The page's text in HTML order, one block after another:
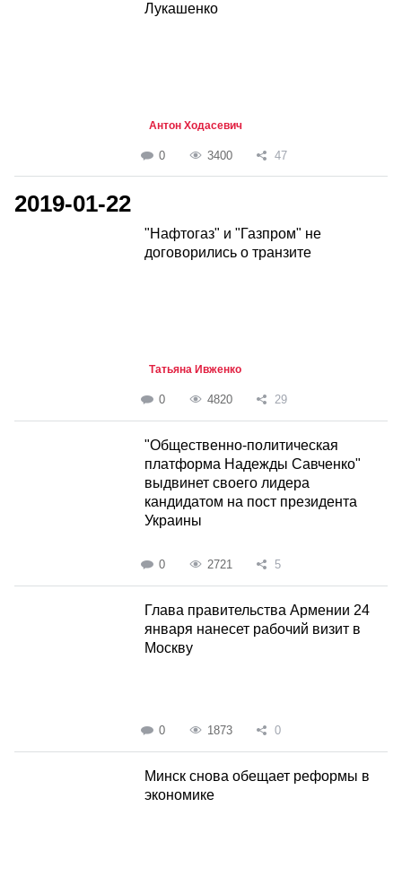
Лукашенко
Антон Ходасевич
0 3400 47
2019-01-22
"Нафтогаз" и "Газпром" не
договорились о транзите
Татьяна Ивженко
0 4820 29
"Общественно-политическая
платформа Надежды Савченко"
выдвинет своего лидера
кандидатом на пост президента
Украины
0 2721 5
Глава правительства Армении 24
января нанесет рабочий визит в
Москву
0 1873 0
Минск снова обещает реформы в
экономике